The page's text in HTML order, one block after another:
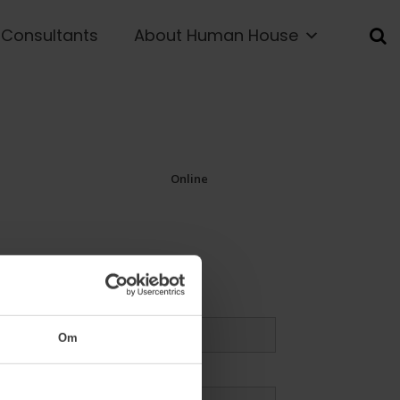
Om
Consultants About Human House
Online